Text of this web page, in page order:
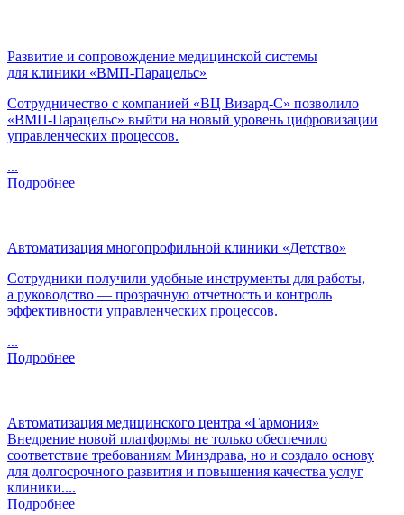
Развитие и сопровождение медицинской системы
для клиники «ВМП-Парацельс»
Сотрудничество с компанией «ВЦ Визард-С» позволило
«ВМП-Парацельс» выйти на новый уровень цифровизации
управленческих процессов.
...
Подробнее
Автоматизация многопрофильной клиники «Детство»
Сотрудники получили удобные инструменты для работы,
а руководство — прозрачную отчетность и контроль
эффективности управленческих процессов.
...
Подробнее
Автоматизация медицинского центра «Гармония»
Внедрение новой платформы не только обеспечило
соответствие требованиям Минздрава, но и создало основу
для долгосрочного развития и повышения качества услуг
клиники....
Подробнее